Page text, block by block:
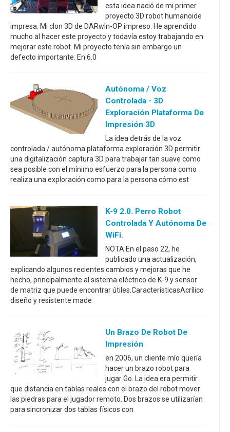
esta idea nació de mi primer
proyecto 3D robot humanoide
impresa. Mi clon 3D de DARwIn-OP impreso. He aprendido
mucho al hacer este proyecto y todavía estoy trabajando en
mejorar este robot. Mi proyecto tenía sin embargo un
defecto importante. En 6.0
Autónoma / Voz
Controlada - 3D
Exploración Plataforma De
Impresión 3D
La idea detrás de la voz
controlada / autónoma plataforma exploración 3D permitir
una digitalización captura 3D para trabajar tan suave como
sea posible con el mínimo esfuerzo para la persona como
realiza una exploración como para la persona cómo est
K-9 2.0. Perro Robot
Controlada Y Autónoma De
WiFi.
NOTA:En el paso 22, he
publicado una actualización,
explicando algunos recientes cambios y mejoras que he
hecho, principalmente al sistema eléctrico de K-9 y sensor
de matriz que puede encontrar útiles.CaracterísticasAcrílico
diseño y resistente made
Un Brazo De Robot De
Impresión
en 2006, un cliente mío quería
hacer un brazo robot para
jugar Go. La idea era permitir
que distancia en tablas reales con el brazo del robot mover
las piedras para el jugador remoto. Dos brazos se utilizarían
para sincronizar dos tablas físicos con